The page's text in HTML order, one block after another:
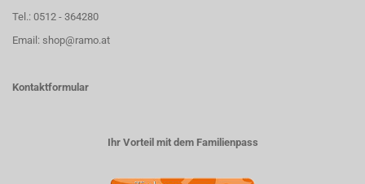
Tel.: 0512 - 364280
Email: shop@ramo.at
Kontaktformular
Ihr Vorteil mit dem Familienpass